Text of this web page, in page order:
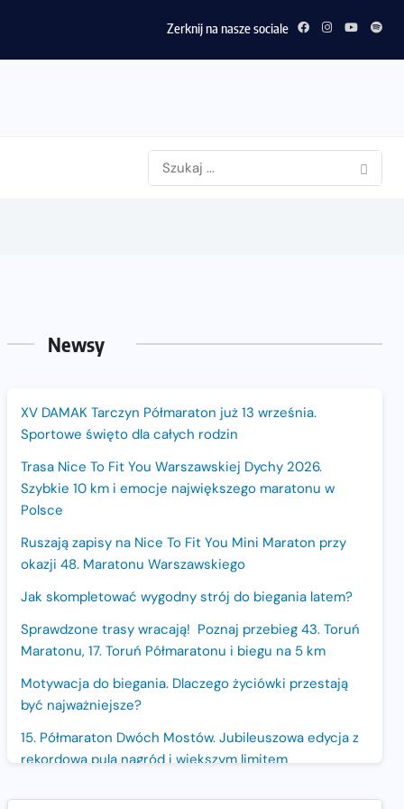
Zerknij na nasze sociale
Newsy
XV DAMAK Tarczyn Półmaraton już 13 września.
Sportowe święto dla całych rodzin
Trasa Nice To Fit You Warszawskiej Dychy 2026.
Szybkie 10 km i emocje największego maratonu w
Polsce
Ruszają zapisy na Nice To Fit You Mini Maraton przy
okazji 48. Maratonu Warszawskiego
Jak skompletować wygodny strój do biegania latem?
Sprawdzone trasy wracają! Poznaj przebieg 43. Toruń
Maratonu, 17. Toruń Półmaratonu i biegu na 5 km
Motywacja do biegania. Dlaczego życiówki przestają
być najważniejsze?
15. Półmaraton Dwóch Mostów. Jubileuszowa edycja z
rekordową pulą nagród i większym limitem